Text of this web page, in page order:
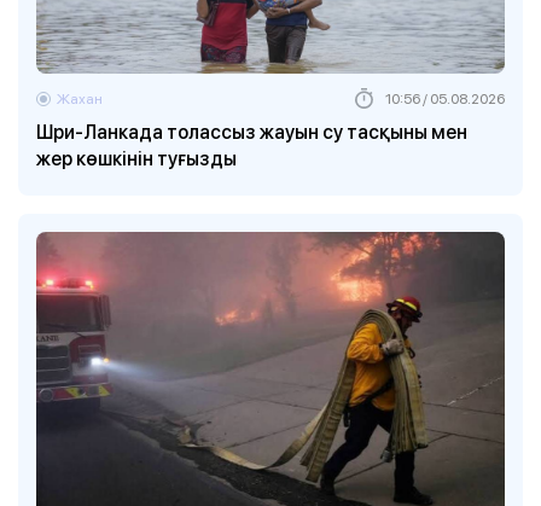
Шри-Ланкада толассыз жауын су тасқыны мен
жер көшкінін туғызды
Жахан 10:56 / 05.08.2026